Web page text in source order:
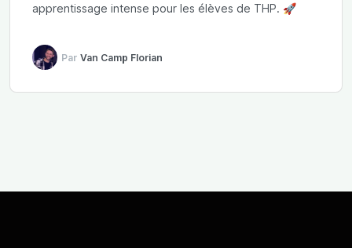
apprentissage intense pour les élèves de THP. 🚀
Par Van Camp Florian